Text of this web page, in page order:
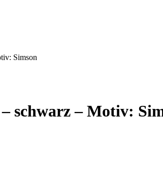
Simson
schwarz – Motiv: